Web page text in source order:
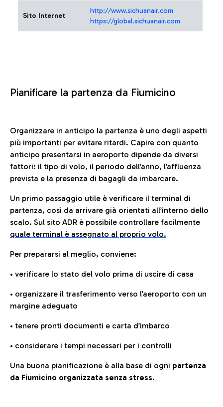
Sito Internet
http://www.sichuanair.com
https://global.sichuanair.com
Pianificare la partenza da Fiumicino
Organizzare in anticipo la partenza è uno degli aspetti
più importanti per evitare ritardi. Capire con quanto
anticipo presentarsi in aeroporto dipende da diversi
fattori: il tipo di volo, il periodo dell’anno, l’affluenza
prevista e la presenza di bagagli da imbarcare.
Un primo passaggio utile è verificare il terminal di
partenza, così da arrivare già orientati all’interno dello
scalo. Sul sito ADR è possibile controllare facilmente
quale terminal è assegnato al proprio volo.
Per prepararsi al meglio, conviene:
• verificare lo stato del volo prima di uscire di casa
• organizzare il trasferimento verso l’aeroporto con un
margine adeguato
• tenere pronti documenti e carta d’imbarco
• considerare i tempi necessari per i controlli
Una buona pianificazione è alla base di ogni partenza
da Fiumicino organizzata senza stress.